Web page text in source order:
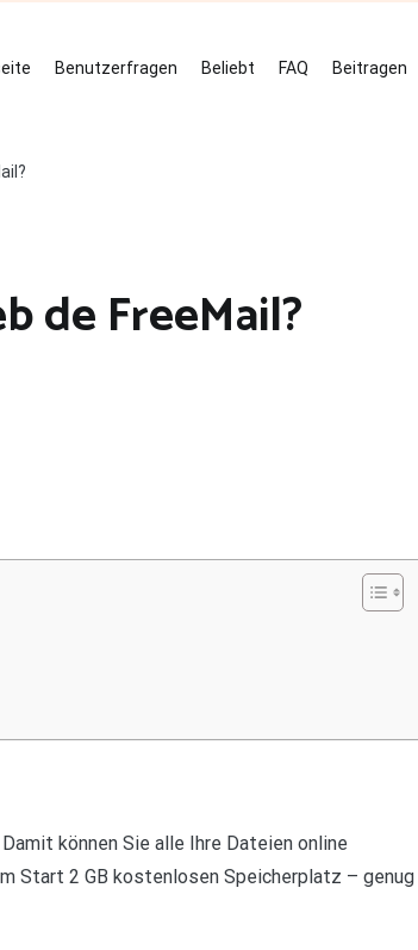
Benutzerfragen Beliebt FAQ Beitragen
de FreeMail?
können Sie alle Ihre Dateien online
Start 2 GB kostenlosen Speicherplatz – genug